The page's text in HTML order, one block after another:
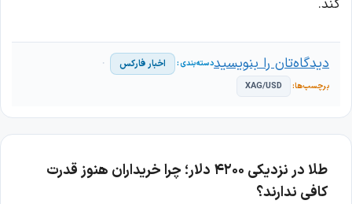
کند.
اخبار فارکس
XAG/USD
دیدگاه‌تان را بنویسید
طلا در نزدیکی ۴۲۰۰ دلار؛ چرا خریداران هنوز قدرت
کافی ندارند؟